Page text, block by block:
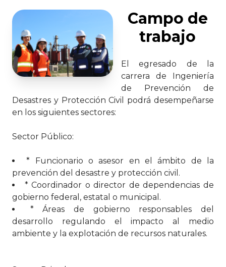
Campo de
trabajo
El egresado de la
carrera de Ingeniería
de Prevención de
Desastres y Protección Civil podrá desempeñarse
en los siguientes sectores:
Sector Público:
* Funcionario o asesor en el ámbito de la
prevención del desastre y protección civil.
* Coordinador o director de dependencias de
gobierno federal, estatal o municipal.
* Áreas de gobierno responsables del
desarrollo regulando el impacto al medio
ambiente y la explotación de recursos naturales.